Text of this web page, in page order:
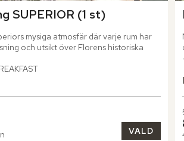
SUPERIOR (1 st)
mysiga atmosfär där varje rum har
och utsikt över Florens historiska
VALD